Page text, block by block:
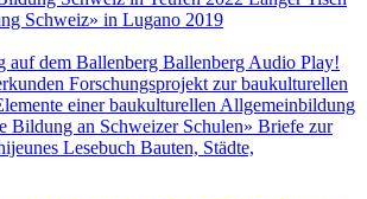
Schweiz» in Lugano 2019
auf dem Ballenberg Ballenberg Audio Play!
Forschungsprojekt zur baukulturellen
einer baukulturellen Allgemeinbildung
Bildung an Schweizer Schulen» Briefe zur
Lesebuch Bauten, Städte,